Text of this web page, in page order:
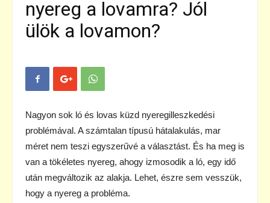
nyereg a lovamra? Jól
ülök a lovamon?
Nagyon sok ló és lovas küzd nyeregilleszkedési
problémával. A számtalan típusú hátalakulás, mar
méret nem teszi egyszerűvé a választást. És ha meg is
van a tökéletes nyereg, ahogy izmosodik a ló, egy idő
után megváltozik az alakja. Lehet, észre sem vesszük,
hogy a nyereg a probléma.